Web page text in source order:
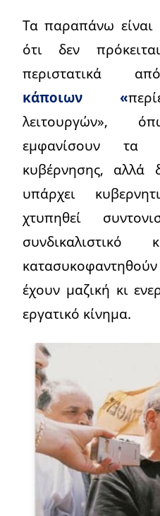
Τα παραπάνω είναι
ότι δεν
περιστατικά
κάποιων «
λειτουργών»,
εμφανίσουν τα
κυβέρνησης, αλλά
υπάρχει
χτυπηθεί
έχουν μαζική κι
εργατικό κίνημα.